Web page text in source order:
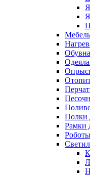
Полки
Рамки